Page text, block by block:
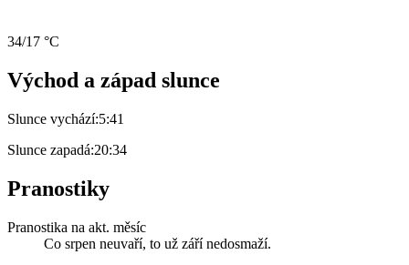
34/17 °C
Východ a západ slunce
Slunce vychází:5:41
Slunce zapadá:20:34
Pranostiky
Pranostika na akt. měsíc
Co srpen neuvaří, to už září nedosmaží.